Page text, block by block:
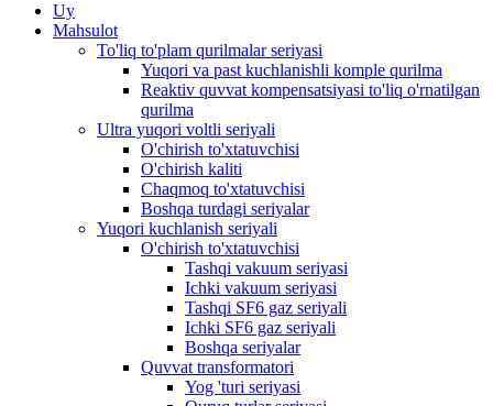
Uy
Mahsulot
To'liq to'plam qurilmalar seriyasi
Yuqori va past kuchlanishli komple qurilma
Reaktiv quvvat kompensatsiyasi to'liq o'rnatilgan
qurilma
Ultra yuqori voltli seriyali
O'chirish to'xtatuvchisi
O'chirish kaliti
Chaqmoq to'xtatuvchisi
Boshqa turdagi seriyalar
Yuqori kuchlanish seriyali
O'chirish to'xtatuvchisi
Tashqi vakuum seriyasi
Ichki vakuum seriyasi
Tashqi SF6 gaz seriyali
Ichki SF6 gaz seriyali
Boshqa seriyalar
Quvvat transformatori
Yog 'turi seriyasi